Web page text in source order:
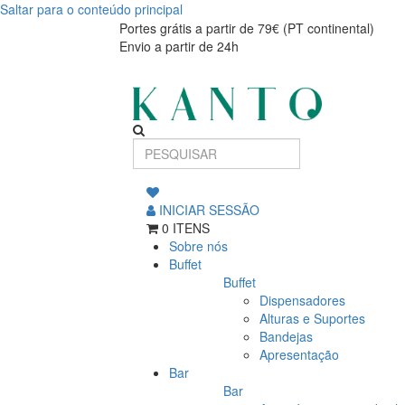
Saltar para o conteúdo principal
SaladeiraPortes grátis a partir de 79€ (PT continental)
Envio a partir de 24h
INICIAR SESSÃO
0 ITENS
Sobre nós
Buffet
Buffet
Dispensadores
Alturas e Suportes
Bandejas
Apresentação
Bar
Bar